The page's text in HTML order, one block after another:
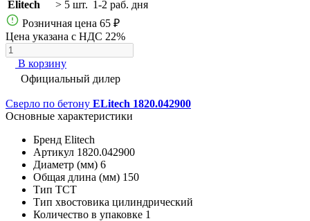
Elitech
> 5 шт. 1-2 раб. дня
Розничная цена 65 ₽
Цена указана с НДС 22%
В корзину
Официальный дилер
Сверло по бетону ELitech 1820.042900
Основные характеристики
Бренд Elitech
Артикул 1820.042900
Диаметр (мм) 6
Общая длина (мм) 150
Тип ТСТ
Тип хвостовика цилиндрический
Количество в упаковке 1